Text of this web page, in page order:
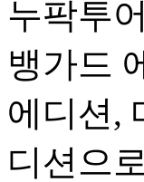
누팍투
뱅가드
에디션,
디션으